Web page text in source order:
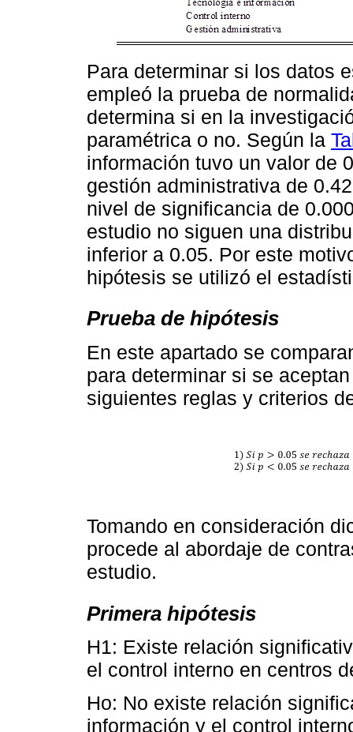
Para determinar si los datos
empleó la prueba de
determina si en la
paramétrica o no. Según la
información tuvo un valor de
gestión administrativa de
nivel de significancia de
estudio no siguen una
inferior a 0.05. Por este
hipótesis se utilizó el
Prueba de hipótesis
En este apartado se
para determinar si se
siguientes reglas y criterios
Tomando en consideración
procede al abordaje de
estudio.
Primera hipótesis
H1: Existe relación
el control interno en centros
Ho: No existe relación
información y el control